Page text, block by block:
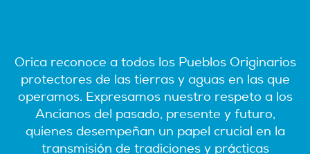
Orica reconoce a todos los Pueblos Originarios
protectores de las tierras y aguas en las que
operamos. Expresamos nuestro respeto a los
Ancianos del pasado, presente y futuro,
quienes desempeñan un papel crucial en la
transmisión de tradiciones y prácticas